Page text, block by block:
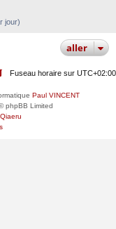
jour)
aller
Fuseau horaire sur UTC+02:00
Paul VINCENT
phpBB Limited
Qiaeru